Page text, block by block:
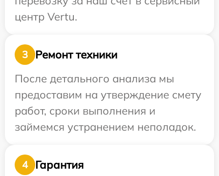
центр Vertu.
3
Ремонт техники
После детального анализа мы
предоставим на утверждение смету
работ, сроки выполнения и
займемся устранением неполадок.
4
Гарантия